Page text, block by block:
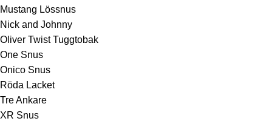
Mustang Lössnus
Nick and Johnny
Oliver Twist Tuggtobak
One Snus
Onico Snus
Röda Lacket
Tre Ankare
XR Snus